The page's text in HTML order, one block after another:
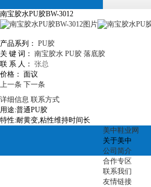
南宝胶水PU胶BW-3012
产品系列： PU胶
关 键 词： 南宝胶水 PU胶 落底胶
联 系 人： 张总
价格： 面议
上一条 下一条
详细信息 联系方式
用途:普通PU胶
特性:耐黄变,粘性维持时间长
美中鞋业网
关于美中
公司简介
合作专区
联系我们
友情链接